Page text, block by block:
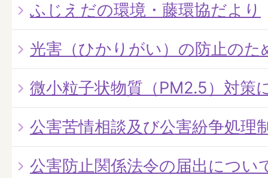
ふじえだの環境・藤環協だより
光害（ひかりがい）の防止のた
微小粒子状物質（PM2.5）対策
公害苦情相談及び公害紛争処理
公害防止関係法令の届出につい